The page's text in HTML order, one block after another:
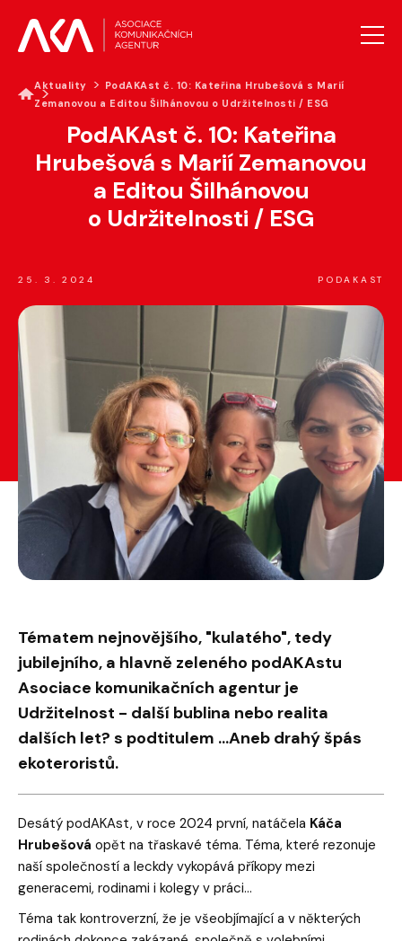
AKTUALITY
O AKA
PROJEKTY AKA
VZDĚLÁVÁNÍ
PRO MÉDIA
Aktuality
PodAKAst č. 10: Kateřina Hrubešová s Marií
Zemanovou a Editou Šilhánovou o Udržitelnosti / ESG
PodAKAst č. 10: Kateřina
Hrubešová s Marií Zemanovou
a Editou Šilhánovou
o Udržitelnosti / ESG
25. 3. 2024 PODAKAST
Tématem nejnovějšího, "kulatého", tedy
jubilejního, a hlavně zeleného podAKAstu
Asociace komunikačních agentur je
Udržitelnost - další bublina nebo realita
dalších let? s podtitulem ...Aneb drahý špás
ekoteroristů.
Desátý podAKAst, v roce 2024 první, natáčela Káča
Hrubešová opět na třaskavé téma. Téma, které rezonuje
naší společností a leckdy vykopává příkopy mezi
generacemi, rodinami i kolegy v práci…
Téma tak kontroverzní, že je všeobjímající a v některých